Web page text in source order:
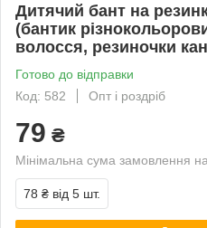
Дитячий бант на
(бантик
волосся, резиночки
Готово до відправки
Код: 582
Опт і роздріб
79 ₴
Мінімальна сума замовлення
78 ₴ від 5 шт.